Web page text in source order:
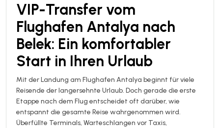
VIP-Transfer vom
Flughafen Antalya nach
Belek: Ein komfortabler
Start in Ihren Urlaub
Mit der Landung am Flughafen Antalya beginnt für viele
Reisende der langersehnte Urlaub. Doch gerade die erste
Etappe nach dem Flug entscheidet oft darüber, wie
entspannt die gesamte Reise wahrgenommen wird.
Überfüllte Terminals, Warteschlangen vor Taxis,